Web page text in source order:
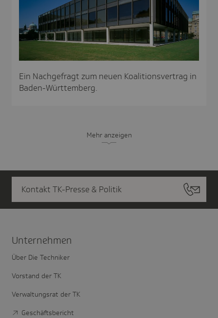
Ein Nachgefragt zum neuen Koalitionsvertrag in
Baden-Württemberg.
Mehr anzeigen
Kontakt TK-Presse & Politik
Unter­nehmen
Über Die Techniker
Vorstand der TK
Verwaltungsrat der TK
Geschäftsbericht